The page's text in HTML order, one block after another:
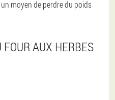
moyen de perdre du poids
AUX HERBES